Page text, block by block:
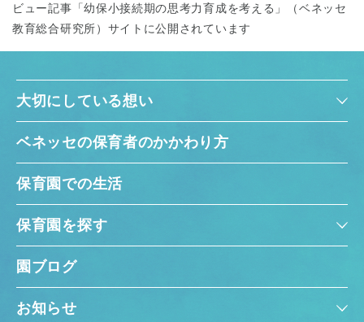
ビュー記事「幼保小接続期の思考力育成を考える」（ベネッセ
教育総合研究所）サイトに公開されています
大切にしている想い
ベネッセの保育者のかかわり方
保育園での生活
保育園を探す
園ブログ
お知らせ